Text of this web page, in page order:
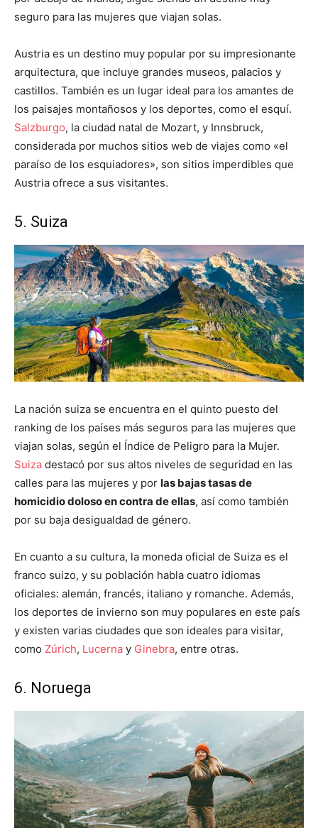
seguro para las mujeres que viajan solas.
Austria es un destino muy popular por su impresionante
arquitectura, que incluye grandes museos, palacios y
castillos. También es un lugar ideal para los amantes de
los paisajes montañosos y los deportes, como el esquí.
Salzburgo, la ciudad natal de Mozart, y Innsbruck,
considerada por muchos sitios web de viajes como «el
paraíso de los esquiadores», son sitios imperdibles que
Austria ofrece a sus visitantes.
5. Suiza
La nación suiza se encuentra en el quinto puesto del
ranking de los países más seguros para las mujeres que
viajan solas, según el Índice de Peligro para la Mujer.
Suiza destacó por sus altos niveles de seguridad en las
calles para las mujeres y por las bajas tasas de
homicidio doloso en contra de ellas, así como también
por su baja desigualdad de género.
En cuanto a su cultura, la moneda oficial de Suiza es el
franco suizo, y su población habla cuatro idiomas
oficiales: alemán, francés, italiano y romanche. Además,
los deportes de invierno son muy populares en este país
y existen varias ciudades que son ideales para visitar,
como Zúrich, Lucerna y Ginebra, entre otras.
6. Noruega